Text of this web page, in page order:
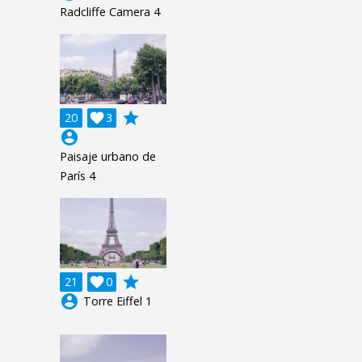
Radcliffe Camera 4
20 3

grade
account_circle
Paisaje urbano de
París 4
21 0

grade
account_circle Torre Eiffel 1